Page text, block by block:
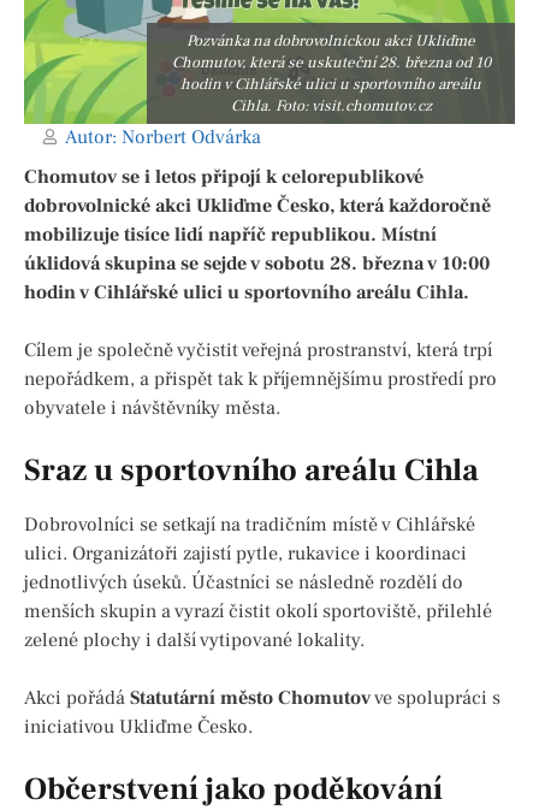
Pozvánka na dobrovolnickou akci Ukliďme
Chomutov, která se uskuteční 28. března od 10
hodin v Cihlářské ulici u sportovního areálu
Cihla. Foto: visit.chomutov.cz
Autor: Norbert Odvárka
Chomutov se i letos připojí k celorepublikové
dobrovolnické akci Ukliďme Česko, která každoročně
mobilizuje tisíce lidí napříč republikou. Místní
úklidová skupina se sejde v sobotu 28. března v 10:00
hodin v Cihlářské ulici u sportovního areálu Cihla.
Cílem je společně vyčistit veřejná prostranství, která trpí
nepořádkem, a přispět tak k příjemnějšímu prostředí pro
obyvatele i návštěvníky města.
Sraz u sportovního areálu Cihla
Dobrovolníci se setkají na tradičním místě v Cihlářské
ulici. Organizátoři zajistí pytle, rukavice i koordinaci
jednotlivých úseků. Účastníci se následně rozdělí do
menších skupin a vyrazí čistit okolí sportoviště, přilehlé
zelené plochy i další vytipované lokality.
Akci pořádá Statutární město Chomutovve spolupráci s
iniciativou Ukliďme Česko.
Občerstvení jako poděkování